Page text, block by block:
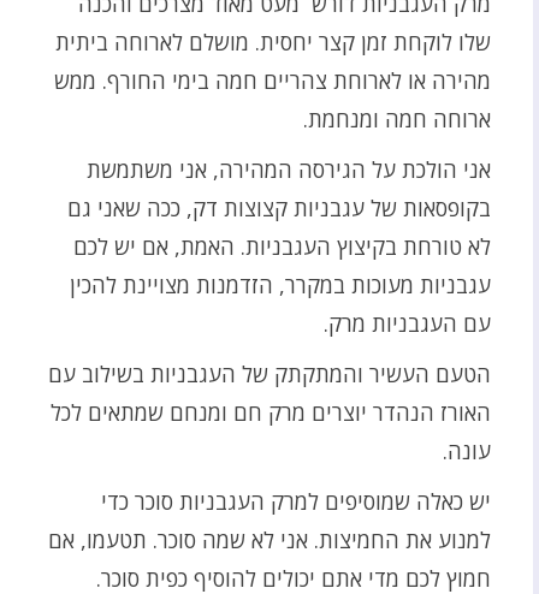
שלו לוקחת זמן קצר יחסית. מושלם לארוחה ביתית
מהירה או לארוחת צהריים חמה בימי החורף. ממש
ארוחה חמה ומנחמת.
אני הולכת על הגירסה המהירה, אני משתמשת
בקופסאות של עגבניות קצוצות דק, ככה שאני גם
לא טורחת בקיצוץ העגבניות. האמת, אם יש לכם
עגבניות מעוכות במקרר, הזדמנות מצויינת להכין
עם העגבניות מרק.
הטעם העשיר והמתקתק של העגבניות בשילוב עם
האורז הנהדר יוצרים מרק חם ומנחם שמתאים לכל
עונה.
יש כאלה שמוסיפים למרק העגבניות סוכר כדי
למנוע את החמיצות. אני לא שמה סוכר. תטעמו, אם
חמוץ לכם מדי אתם יכולים להוסיף כפית סוכר.